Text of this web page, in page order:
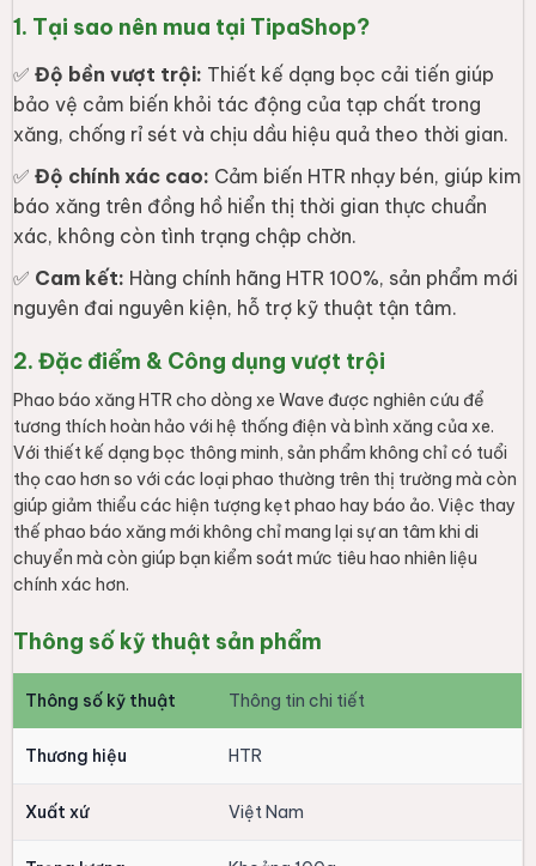
1. Tại sao nên mua tại TipaShop?
✅Độ bền vượt trội: Thiết kế dạng bọc cải tiến giúp
bảo vệ cảm biến khỏi tác động của tạp chất trong
xăng, chống rỉ sét và chịu dầu hiệu quả theo thời gian.
✅Độ chính xác cao: Cảm biến HTR nhạy bén, giúp kim
báo xăng trên đồng hồ hiển thị thời gian thực chuẩn
xác, không còn tình trạng chập chờn.
✅ Cam kết: Hàng chính hãng HTR 100%, sản phẩm mới
nguyên đai nguyên kiện, hỗ trợ kỹ thuật tận tâm.
2. Đặc điểm & Công dụng vượt trội
Phao báo xăng HTR cho dòng xe Wave được nghiên cứu để
tương thích hoàn hảo với hệ thống điện và bình xăng của xe.
Với thiết kế dạng bọc thông minh, sản phẩm không chỉ có tuổi
thọ cao hơn so với các loại phao thường trên thị trường mà còn
giúp giảm thiểu các hiện tượng kẹt phao hay báo ảo. Việc thay
thế phao báo xăng mới không chỉ mang lại sự an tâm khi di
chuyển mà còn giúp bạn kiểm soát mức tiêu hao nhiên liệu
chính xác hơn.
Thông số kỹ thuật sản phẩm
Thông số kỹ thuật Thông tin chi tiết
Thương hiệu HTR
Xuất xứ Việt Nam